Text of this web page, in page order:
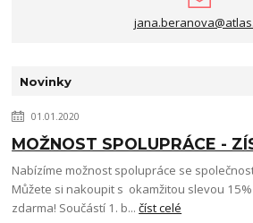
Novinky
01.01.2020
MOŽNOST SPOLUPRÁCE -
Nabízíme možnost spolupráce se společností
Můžete si nakoupit s okamžitou slevou
zdarma! Součástí 1. b...číst celé